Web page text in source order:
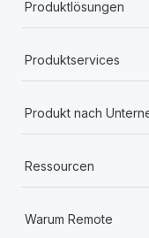
Produktlösungen
Produktservices
Produkt nach
Ressourcen
Warum Remote